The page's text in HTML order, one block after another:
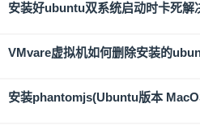
安装好ubuntu双系统启动时卡死解
VMvare虚拟机如何删除安装的
安装phantomjs(Ubuntu版本